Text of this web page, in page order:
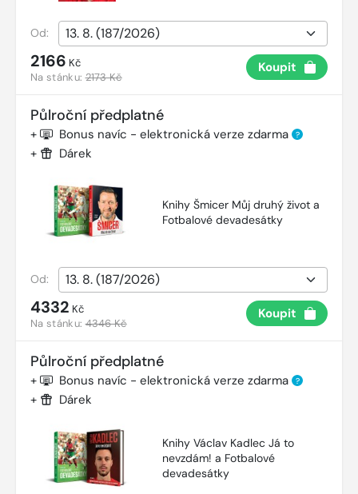
Od:
2166 Kč
Na stánku:2173 Kč
Koupit
Půlroční předplatné
+ Bonus navíc - elektronická verze zdarma ?
+ Dárek
Knihy Šmicer Můj druhý život a
Fotbalové devadesátky
Od:
4332 Kč
Na stánku:4346 Kč
Koupit
Půlroční předplatné
+ Bonus navíc - elektronická verze zdarma ?
+ Dárek
Knihy Václav Kadlec Já to
nevzdám! a Fotbalové
devadesátky